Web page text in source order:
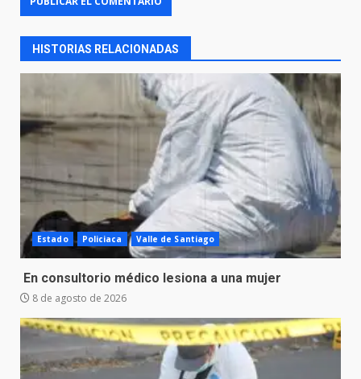
HISTORIAS RELACIONADAS
Estado Policiaca Valle de Santiago
En consultorio médico lesiona a una mujer
8 de agosto de 2026